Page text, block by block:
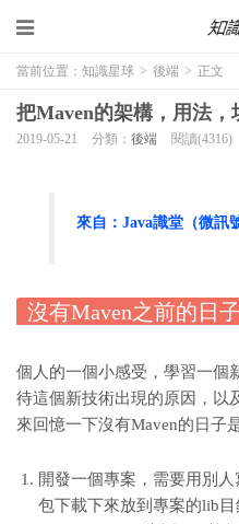
當前位置： 知識星球 > 後端 > 正文
把Maven的架構，用法
2019-05-21 分類： 後端 閱讀(4316)
來自：Java識堂（微訊
沒有Maven之前的日子
個人的一個小感受，學習一個
待這個新技術出現的原因，以
來回憶一下沒有Maven的日子
開發一個專案，需要用別
包下載下來放到專案的lib